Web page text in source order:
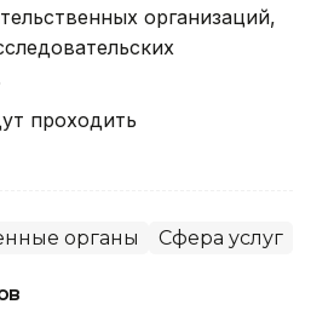
организаций,
проходить
органы Сфера услуг